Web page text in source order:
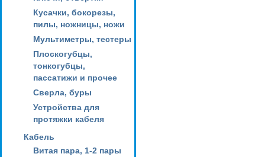
Кусачки, бокорезы,
пилы, ножницы, ножи
Мультиметры, тестеры
Плоскогубцы,
тонкогубцы,
пассатижи и прочее
Сверла, буры
Устройства для
протяжки кабеля
Кабель
Витая пара, 1-2 пары